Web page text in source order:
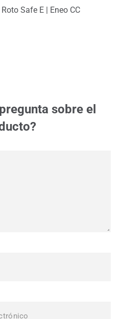
Safe E | Eneo CC
sobre el